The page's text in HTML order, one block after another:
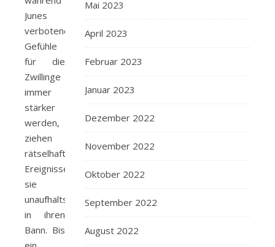
Junes
verbotene
Gefühle
für die
Zwillinge
immer
stärker
werden,
ziehen
rätselhafte
Ereignisse
sie
unaufhaltsam
in ihren
Bann. Bis
Mai 2023
April 2023
Februar 2023
Januar 2023
Dezember 2022
November 2022
Oktober 2022
September 2022
August 2022